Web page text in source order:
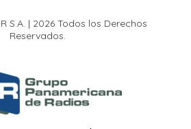
S.A. | 2026 Todos los Derechos
Reservados.